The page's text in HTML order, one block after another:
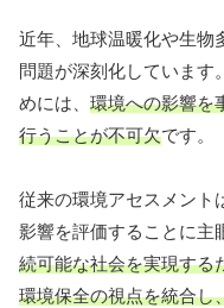
近年、地球温暖化や生物
問題が深刻化しています
めには、 環境への影響を
行うことが不可欠です。
従来の環境アセスメント
影響を評価することに主
続可能な社会を実現する
環境保全の視点を統合し